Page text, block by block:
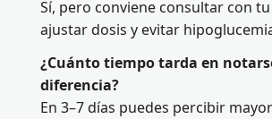
Sí, pero conviene consultar con
ajustar dosis y evitar
¿Cuánto tiempo tarda en
diferencia?
En 3–7 días puedes percibir